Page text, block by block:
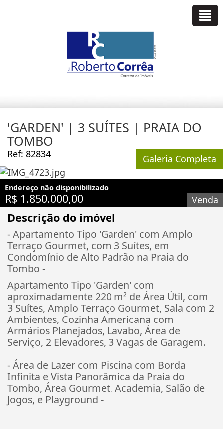
'GARDEN' | 3 SUÍTES | PRAIA DO
TOMBO
Ref: 82834 Galeria Completa
Endereço não disponibilizado
R$ 1.850.000,00 Venda
Descrição do imóvel
- Apartamento Tipo 'Garden' com Amplo
Terraço Gourmet, com 3 Suítes, em
Condomínio de Alto Padrão na Praia do
Tombo -
Apartamento Tipo 'Garden' com
aproximadamente 220 m² de Área Útil, com
3 Suítes, Amplo Terraço Gourmet, Sala com 2
Ambientes, Cozinha Americana com
Armários Planejados, Lavabo, Área de
Serviço, 2 Elevadores, 3 Vagas de Garagem.
- Área de Lazer com Piscina com Borda
Infinita e Vista Panorâmica da Praia do
Tombo, Área Gourmet, Academia, Salão de
Jogos, e Playground -